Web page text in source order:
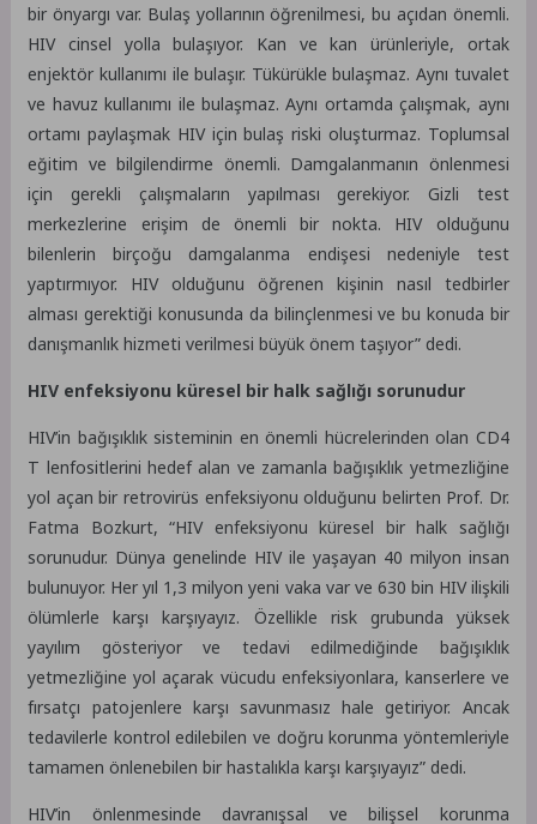
bir önyargı var. Bulaş yollarının öğrenilmesi, bu açıdan önemli.
HIV cinsel yolla bulaşıyor. Kan ve kan ürünleriyle, ortak
enjektör kullanımı ile bulaşır. Tükürükle bulaşmaz. Aynı tuvalet
ve havuz kullanımı ile bulaşmaz. Aynı ortamda çalışmak, aynı
ortamı paylaşmak HIV için bulaş riski oluşturmaz. Toplumsal
eğitim ve bilgilendirme önemli. Damgalanmanın önlenmesi
için gerekli çalışmaların yapılması gerekiyor. Gizli test
merkezlerine erişim de önemli bir nokta. HIV olduğunu
bilenlerin birçoğu damgalanma endişesi nedeniyle test
yaptırmıyor. HIV olduğunu öğrenen kişinin nasıl tedbirler
alması gerektiği konusunda da bilinçlenmesi ve bu konuda bir
danışmanlık hizmeti verilmesi büyük önem taşıyor” dedi.
HIV enfeksiyonu küresel bir halk sağlığı sorunudur
HIV’in bağışıklık sisteminin en önemli hücrelerinden olan CD4
T lenfositlerini hedef alan ve zamanla bağışıklık yetmezliğine
yol açan bir retrovirüs enfeksiyonu olduğunu belirten Prof. Dr.
Fatma Bozkurt, “HIV enfeksiyonu küresel bir halk sağlığı
sorunudur. Dünya genelinde HIV ile yaşayan 40 milyon insan
bulunuyor. Her yıl 1,3 milyon yeni vaka var ve 630 bin HIV ilişkili
ölümlerle karşı karşıyayız. Özellikle risk grubunda yüksek
yayılım gösteriyor ve tedavi edilmediğinde bağışıklık
yetmezliğine yol açarak vücudu enfeksiyonlara, kanserlere ve
fırsatçı patojenlere karşı savunmasız hale getiriyor. Ancak
tedavilerle kontrol edilebilen ve doğru korunma yöntemleriyle
tamamen önlenebilen bir hastalıkla karşı karşıyayız” dedi.
HIV’in önlenmesinde davranışsal ve bilişsel korunma